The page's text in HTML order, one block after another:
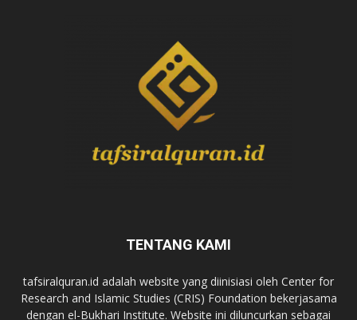
TENTANG KAMI
tafsiralquran.id adalah website yang diinisiasi oleh Center for
Research and Islamic Studies (CRIS) Foundation bekerjasama
dengan el-Bukhari Institute. Website ini diluncurkan sebagai